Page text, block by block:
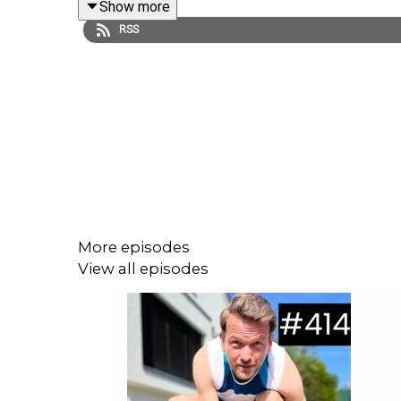
(00:01:39) - Intro Ende
(00:16:58) - Chronische Anpassungen/
(00:20:05) - Trainings-Empfehlungen für
(00:24:49) - GA1 vs. Tempolauf: Welche Einheiten
(00:29:13) - Hitze-Deadaptation entschleunigen: So
Show more
RSS
More episodes
View all episodes